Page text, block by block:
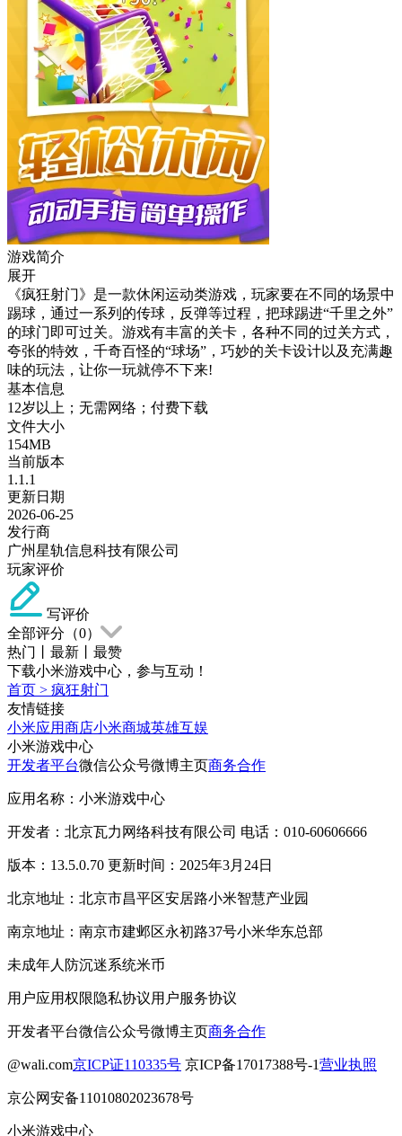
游戏简介
展开
《疯狂射门》是一款休闲运动类游戏，玩家要在不同的场景中
踢球，通过一系列的传球，反弹等过程，把球踢进“千里之外”
的球门即可过关。游戏有丰富的关卡，各种不同的过关方式，
夸张的特效，千奇百怪的“球场”，巧妙的关卡设计以及充满趣
味的玩法，让你一玩就停不下来!
基本信息
12岁以上；无需网络；付费下载
文件大小
154MB
当前版本
1.1.1
更新日期
2026-06-25
发行商
广州星轨信息科技有限公司
玩家评价
写评价
全部评分（0）
热门
最新
最赞
下载小米游戏中心，参与互动！
首页 > 疯狂射门
友情链接
小米应用商店小米商城英雄互娱
小米游戏中心
开发者平台微信公众号微博主页商务合作
应用名称：小米游戏中心
开发者：北京瓦力网络科技有限公司 电话：010-60606666
版本：13.5.0.70 更新时间：2025年3月24日
北京地址：北京市昌平区安居路小米智慧产业园
南京地址：南京市建邺区永初路37号小米华东总部
未成年人防沉迷系统米币
用户应用权限隐私协议用户服务协议
开发者平台微信公众号微博主页商务合作
@wali.com京ICP证110335号 京ICP备17017388号-1营业执照
京公网安备11010802023678号
小米游戏中心